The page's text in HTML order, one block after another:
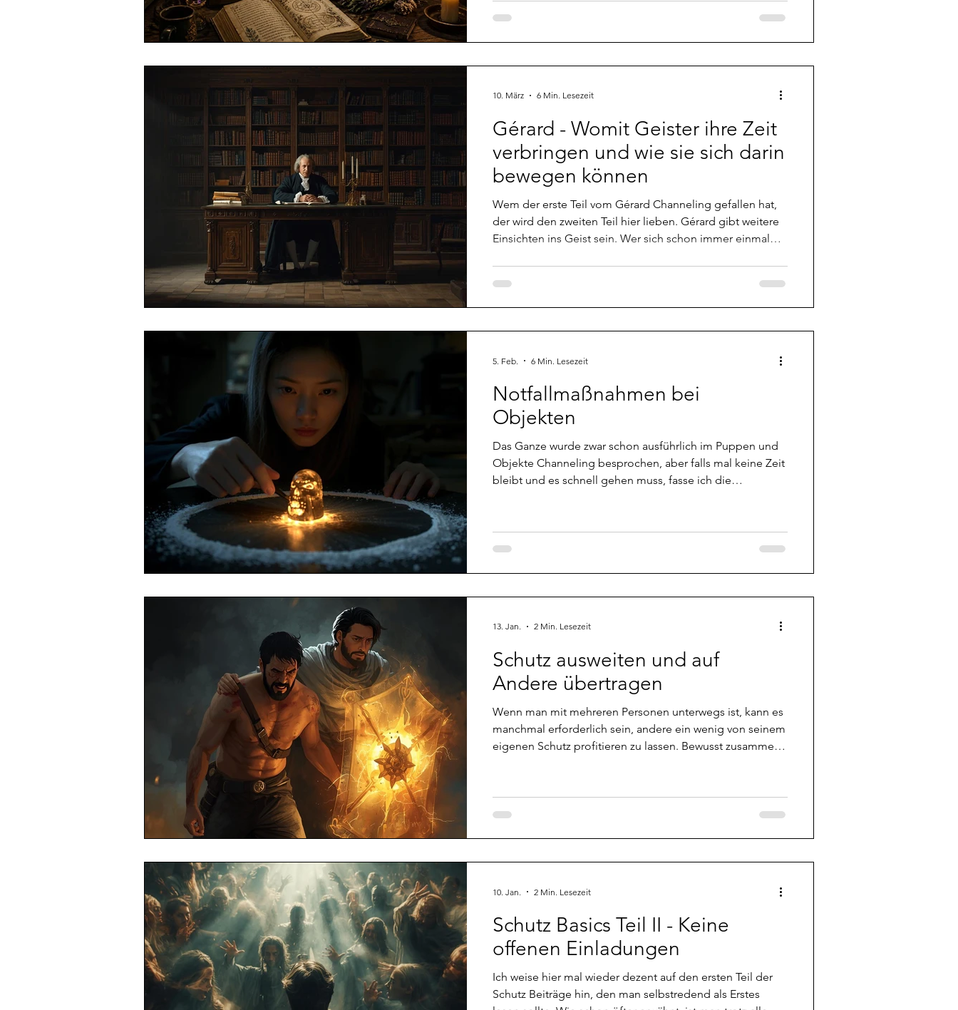
zu regeln. Und darum wie man die Schwärze etc. die sich
eventuell dort sammelt, wieder loswird. Wie schon ganz
funktioni
Gérard - Womit Geister ihre Zeit
verbringen und wie sie sich darin
bewegen können
Wem der erste Teil vom Gérard Channeling gefallen hat,
der wird den zweiten Teil hier lieben. Gérard gibt weitere
Einsichten ins Geist sein. Wer sich schon immer einmal
Zeit hin und her bewegen können, wird hier fündig. Der
Übersicht halber werde ich das Channeling mal wieder
10. März 6 Min. Lesezeit
Notfallmaßnahmen bei
Objekten
Das Ganze wurde zwar schon ausführlich im Puppen und
Objekte Channeling besprochen, aber falls mal keine Zeit
bleibt und es schnell gehen muss, fasse ich die
das Ding richtig kacke anfühlt, euer Umfeld in
Mitleidenschaft zieht, oder euch sonst irgendwas nicht
Schutzblase um
5. Feb. 6 Min. Lesezeit
Schutz ausweiten und auf
Andere übertragen
Wenn man mit mehreren Personen unterwegs ist, kann es
manchmal erforderlich sein, andere ein wenig von seinem
eigenen Schutz profitieren zu lassen. Bewusst zusammen
Zusammenspiel ist das Ganze aber unschlagbar. Anubis
zum Beispiel verwendet den Satz ziemlich oft: "Wenn sich
13. Jan. 2 Min. Lesezeit
Schutz Basics Teil II - Keine
offenen Einladungen
Ich weise hier mal wieder dezent auf den ersten Teil der
Schutz Beiträge hin, den man selbstredend als Erstes
10. Jan. 2 Min. Lesezeit